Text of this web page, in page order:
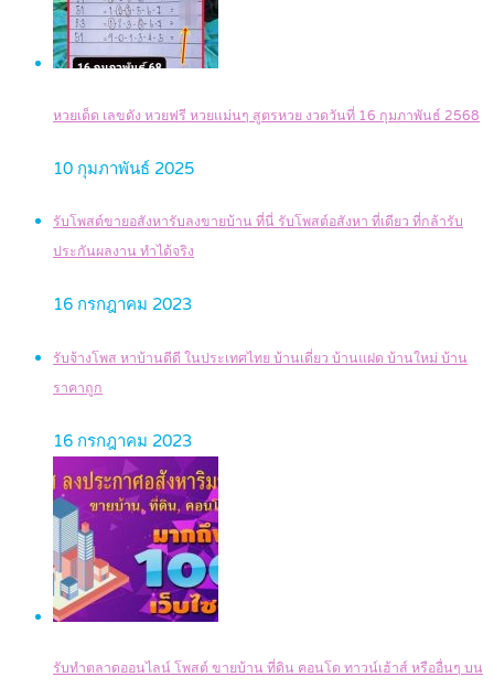
หวยเด็ด เลขดัง หวยฟรี หวยแม่นๆ สูตรหวย งวดวันที่ 16 กุมภาพันธ์ 2568
10 กุมภาพันธ์ 2025
รับโพสต์ขายอสังหารับลงขายบ้าน ที่นี่ รับโพสต์อสังหา ที่เดียว ที่กล้ารับ
ประกันผลงาน ทำได้จริง
16 กรกฎาคม 2023
รับจ้างโพส หาบ้านดีดี ในประเทศไทย บ้านเดี่ยว บ้านแฝด บ้านใหม่ บ้าน
ราคาถูก
16 กรกฎาคม 2023
รับทำตลาดออนไลน์ โพสต์ ขายบ้าน ที่ดิน คอนโด ทาวน์เฮ้าส์ หรืออื่นๆ บน